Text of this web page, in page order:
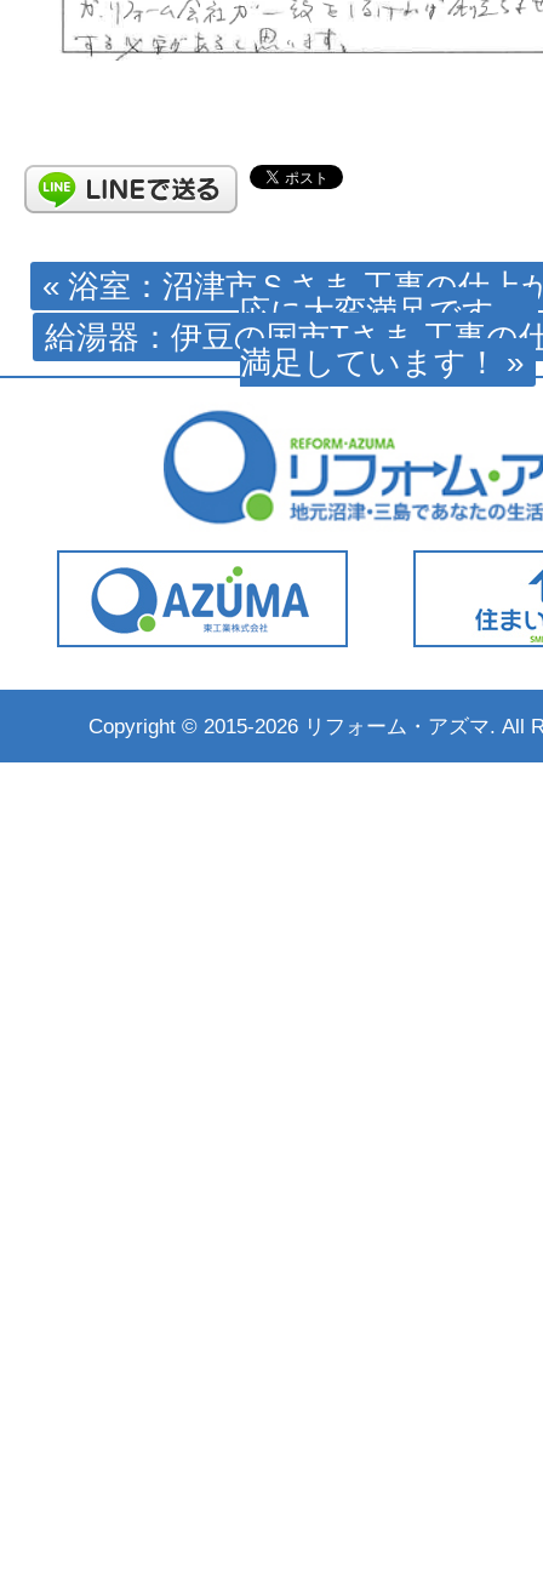
« 浴室：沼津市Ｓさま 工事の仕上
応に大変満足です。
給湯器：伊豆の国市Tさま 工事の
満足しています！ »
Copyright © 2015-2026 リフォーム・アズマ. All